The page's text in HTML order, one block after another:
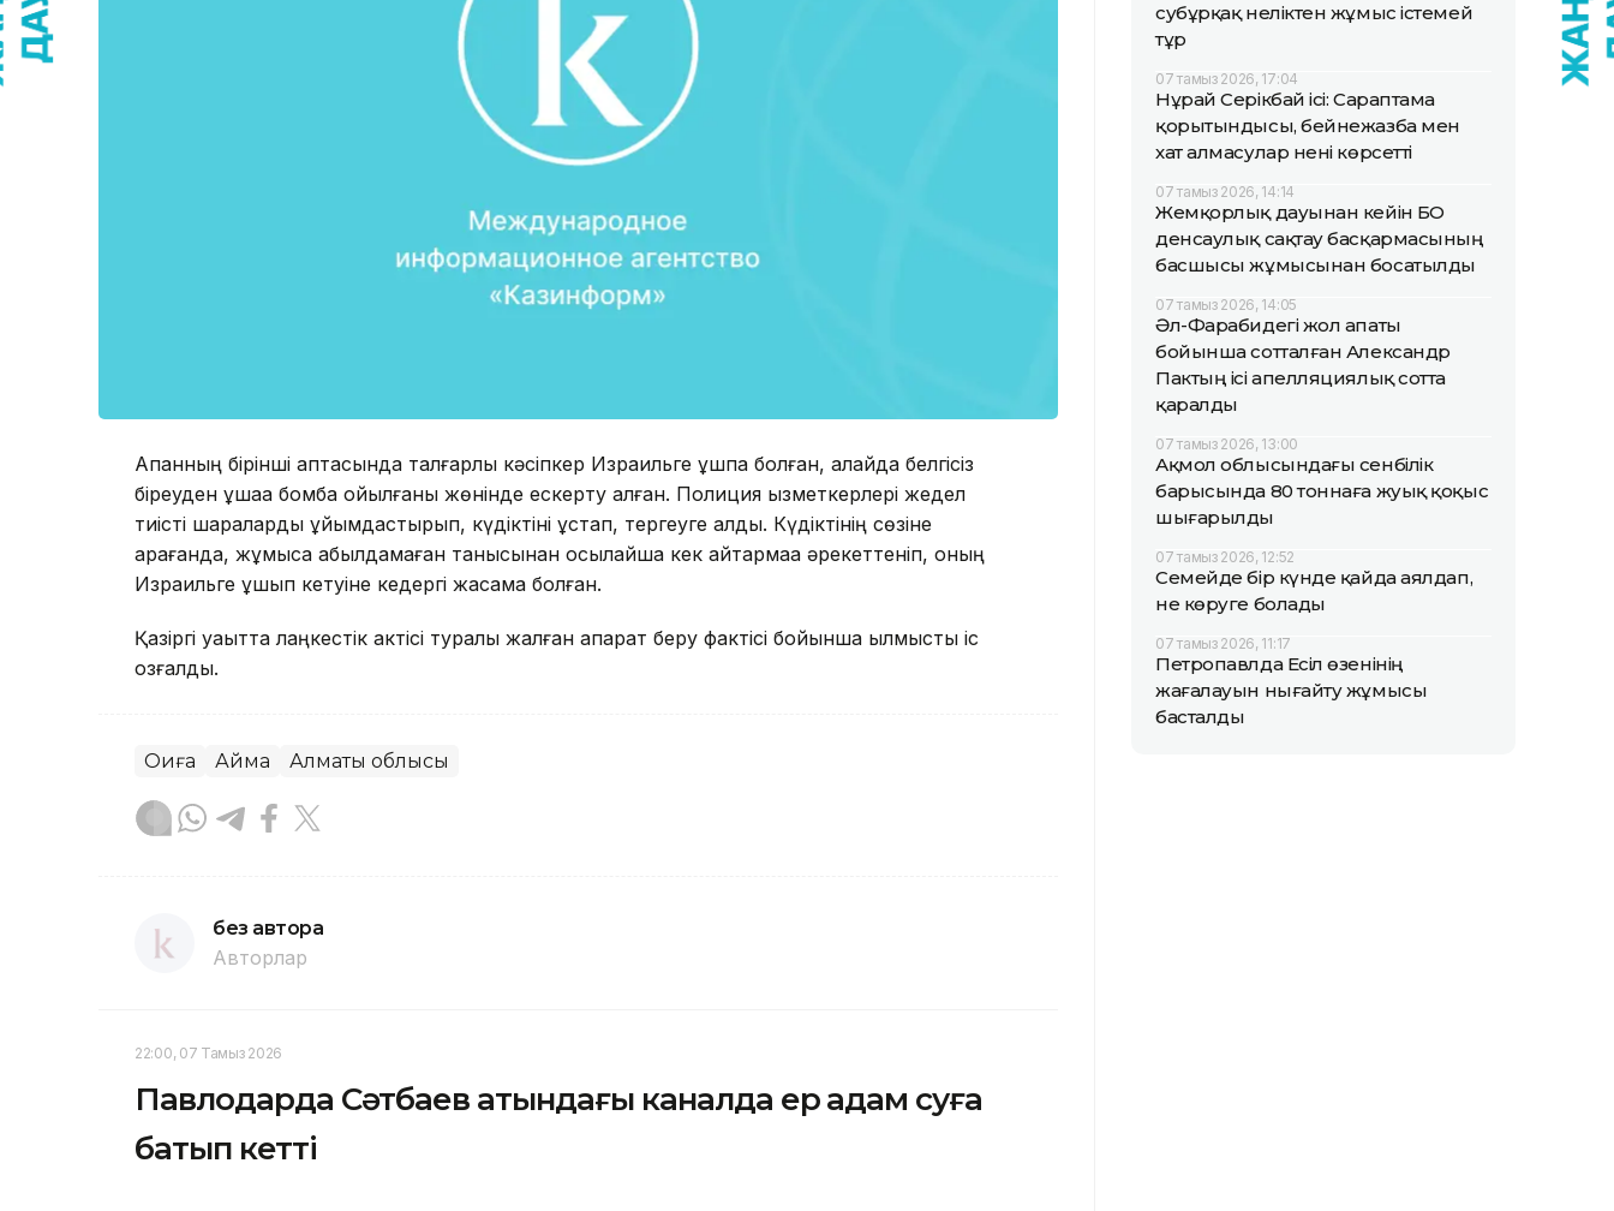
Ақпанның бірінші аптасында талғарлық кәсіпкер Израильге ұшпақ болған, алайда белгісіз
біреуден ұшаққа бомба қойылғаны жөнінде ескерту алған. Полиция қызметкерлері жедел
тиісті шараларды ұйымдастырып, күдіктіні ұстап, тергеуге алды. Күдіктінің сөзіне
қарағанда, жұмысқа қабылдамаған танысынан осылайша кек қайтармаққа әрекеттеніп, оның
Израильге ұшып кетуіне кедергі жасамақ болған.
Қазіргі уақытта лаңкестік актісі туралы жалған ақпарат беру фактісі бойынша қылмыстық іс
қозғалды.
Оқиға Аймақ Алматы облысы
без автора
Авторлар
22:00, 07 Тамыз 2026
Павлодарда Сәтбаев атындағы каналда ер адам суға
батып кетті
субұрқақ неліктен жұмыс істемей
тұр
07 тамыз 2026, 17:04
Нұрай Серікбай ісі: Сараптама
қорытындысы, бейнежазба мен
хат алмасулар нені көрсетті
07 тамыз 2026, 14:14
Жемқорлық дауынан кейін БҚО
денсаулық сақтау басқармасының
басшысы жұмысынан босатылды
07 тамыз 2026, 14:05
Әл-Фарабидегі жол апаты
бойынша сотталған Александр
Пактың ісі апелляциялық сотта
қаралды
07 тамыз 2026, 13:00
Ақмол облысындағы сенбілік
барысында 80 тоннаға жуық қоқыс
шығарылды
07 тамыз 2026, 12:52
Семейде бір күнде қайда аялдап,
не көруге болады
07 тамыз 2026, 11:17
Петропавлда Есіл өзенінің
жағалауын нығайту жұмысы
басталды